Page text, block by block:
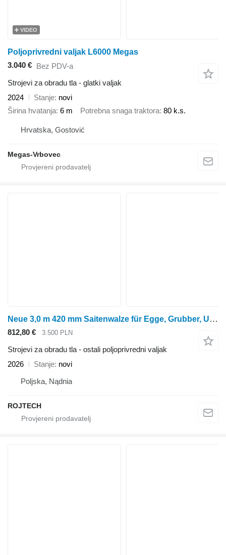
VIDEO
Poljoprivredni valjak L6000 Megas
3.040 € Bez PDV-a
Strojevi za obradu tla - glatki valjak
2024
Stanje novi
Širina hvatanja 6 m Potrebna snaga traktora 80 k.s.
Hrvatska, Gostović
Megas-Vrbovec
Neue 3,0 m 420 mm Saitenwalze für Egge, Grubber, Untergrundlocke
812,80 € 3.500 PLN
Strojevi za obradu tla - ostali poljoprivredni valjak
2026
Stanje novi
Poljska, Nądnia
ROJTECH